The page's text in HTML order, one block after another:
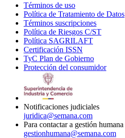
Términos de uso
in
new
window
Política de Tratamiento de Datos
Términos suscripciones
in
Política de Riesgos C/ST
Política SAGRILAFT
new
window
Certificación ISSN
in
new
TyC Plan de Gobierno
in
Protección del consumidorOpens
Notificaciones judiciales
juridica@semana.com
Para contactar a gestión humana
gestionhumana@semana.com